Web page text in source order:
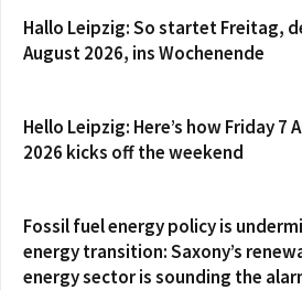
Hallo Leipzig: So startet Freitag,
August 2026, ins Wochenende
Hello Leipzig: Here’s how Friday 7
2026 kicks off the weekend
Fossil fuel energy policy is
energy transition: Saxony’s
energy sector is sounding the